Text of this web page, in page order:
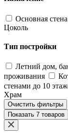
Основная стена
Цоколь
Тип постройки
Летний дом,
проживания
стенами до 10
Храм
Очистить фильтры
Показать 7 товаров